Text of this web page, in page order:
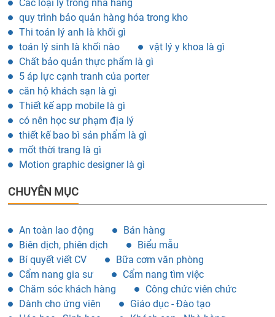
CV quản lý sản xuất
cv business analyst
cv quản lý nhà hàng
cv giảng viên đại học
cv xin việc kế toán mới ra trường
Các loại ly trong nhà hàng
quy trình bảo quản hàng hóa trong kho
Thi toán lý anh là khối gì
toán lý sinh là khối nào
Chất bảo quản thực phẩm là gì
5 áp lực cạnh tranh của porter
căn hộ khách sạn là gì
Thiết kế app mobile là gì
có nên học sư phạm địa lý
thiết kế bao bì sản phẩm là gì
Motion graphic designer là gì
CHUYÊN MỤC
An toàn lao động
Bán hàng
Biên dịch, phiên dịch
Biểu mẫu